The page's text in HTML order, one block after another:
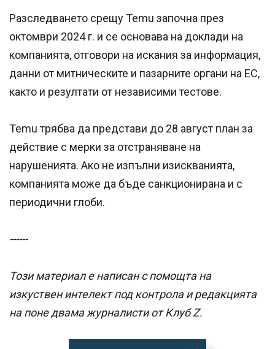
Разследването срещу Temu започна през
октомври 2024 г. и се основава на доклади на
компанията, отговори на искания за информация,
данни от митническите и пазарните органи на ЕС,
както и резултати от независими тестове.
Temu трябва да представи до 28 август план за
действие с мерки за отстраняване на
нарушенията. Ако не изпълни изискванията,
компанията може да бъде санкционирана и с
периодични глоби.
------
Този материал е написан с помощта на
изкуствен интелект под контрола и редакцията
на поне двама журналисти от Клуб Z.